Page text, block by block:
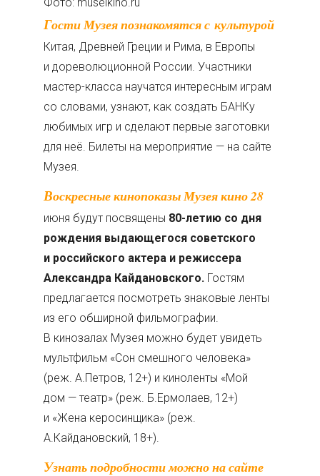
Гости Музея познакомятся с культурой
Китая, Древней Греции и Рима, в Европы
и дореволюционной России. Участники
мастер-класса научатся интересным играм
со словами, узнают, как создать БАНКу
любимых игр и сделают первые заготовки
для неё. Билеты на мероприятие — на сайте
Музея.
Воскресные кинопоказы Музея кино 28
июня будут посвящены 80-летию со дня
рождения выдающегося советского
и российского актера и режиссера
Александра Кайдановского.Гостям
предлагается посмотреть знаковые ленты
из его обширной фильмографии.
В кинозалах Музея можно будет увидеть
мультфильм «Сон смешного человека»
(реж. А.Петров, 12+) и киноленты «Мой
дом — театр» (реж. Б.Ермолаев, 12+)
и «Жена керосинщика» (реж.
А.Кайдановский, 18+).
Узнать подробности можно на сайте